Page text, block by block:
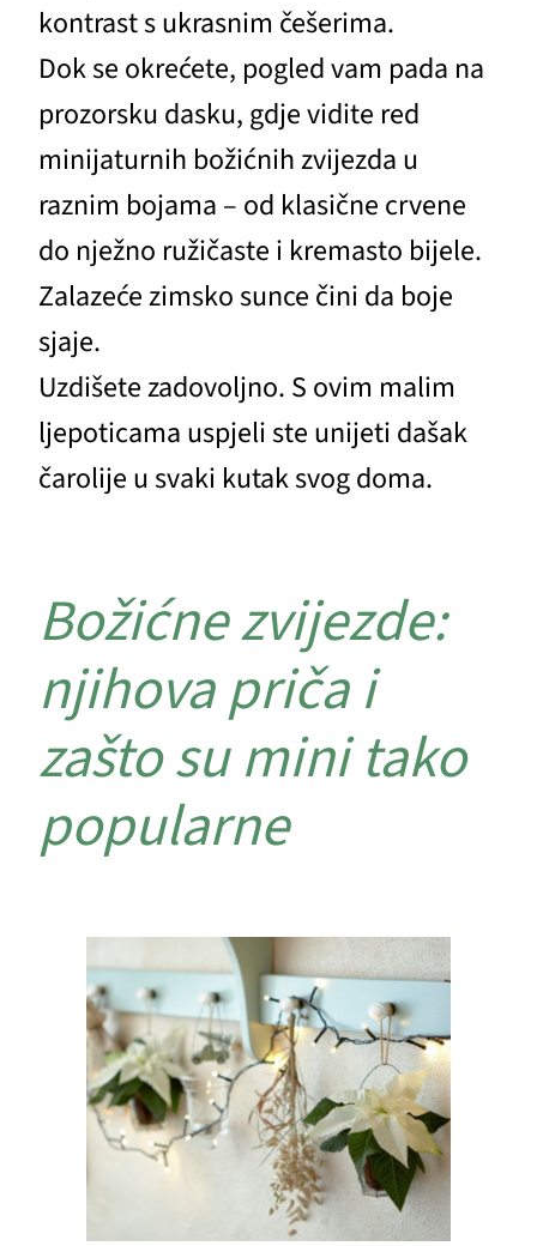
kontrast s ukrasnim češerima.
Dok se okrećete, pogled vam pada na
prozorsku dasku, gdje vidite red
minijaturnih božićnih zvijezda u
raznim bojama – od klasične crvene
do nježno ružičaste i kremasto bijele.
Zalazeće zimsko sunce čini da boje
sjaje.
Uzdišete zadovoljno. S ovim malim
ljepoticama uspjeli ste unijeti dašak
čarolije u svaki kutak svog doma.
Božićne zvijezde:
njihova priča i
zašto su mini tako
popularne